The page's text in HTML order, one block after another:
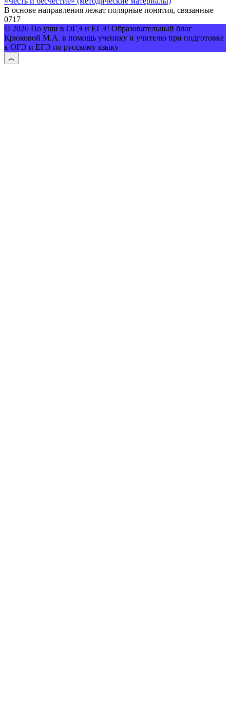
В основе направления лежат полярные понятия, связанные
0717
© 2026 По уши в ОГЭ и ЕГЭ! Образовательный блог
Крюковой М.А. в помощь ученику и учителю при подготовке
к ОГЭ и ЕГЭ по русскому языку